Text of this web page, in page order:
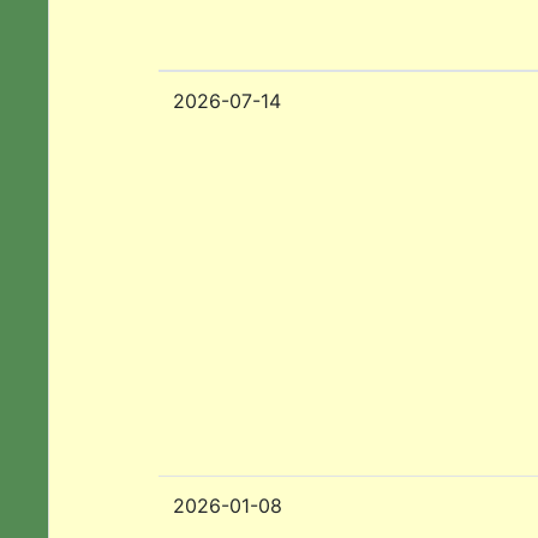
2026-07-14
2026-01-08